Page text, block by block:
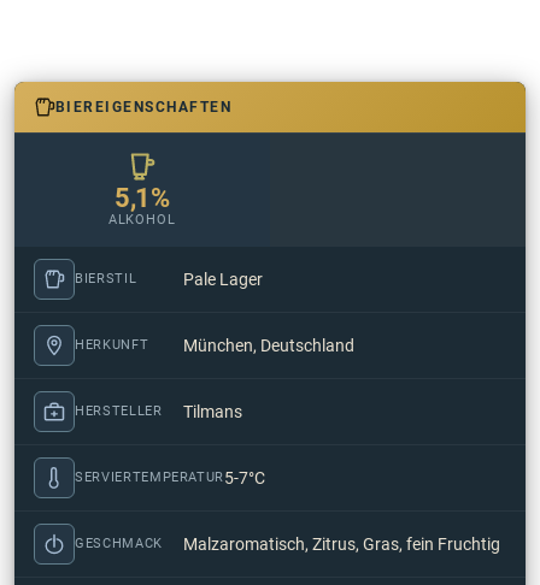
BIEREIGENSCHAFTEN
5,1%
ALKOHOL
BIERSTIL Pale Lager
HERKUNFT München, Deutschland
HERSTELLER Tilmans
SERVIERTEMPERATUR5-7°C
GESCHMACK Malzaromatisch, Zitrus, Gras, fein Fruchtig